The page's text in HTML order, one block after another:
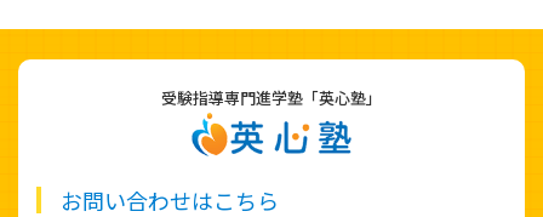
受験指導専門進学塾「英心塾」
お問い合わせはこちら